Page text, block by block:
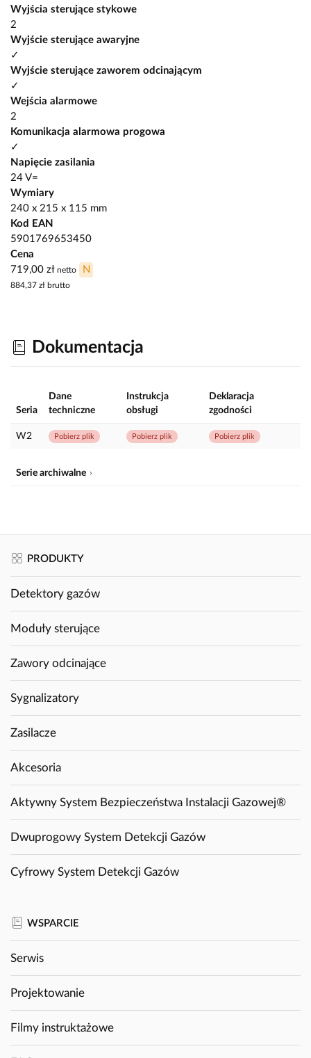
Wyjścia sterujące stykowe
2
Wyjście sterujące awaryjne
✓
Wyjście sterujące zaworem odcinającym
✓
Wejścia alarmowe
2
Komunikacja alarmowa progowa
✓
Napięcie zasilania
24 V=
Wymiary
240 x 215 x 115 mm
Kod EAN
5901769653450
Cena
719,00 zł netto N
884,37 zł brutto
Dokumentacja
Seria
Dane
techniczne
Instrukcja
obsługi
Deklaracja
zgodności
W2 Pobierz plik Pobierz plik Pobierz plik
Serie archiwalne
PRODUKTY
Detektory gazów
Moduły sterujące
Zawory odcinające
Sygnalizatory
Zasilacze
Akcesoria
Aktywny System Bezpieczeństwa Instalacji Gazowej®
Dwuprogowy System Detekcji Gazów
Cyfrowy System Detekcji Gazów
WSPARCIE
Serwis
Projektowanie
Filmy instruktażowe